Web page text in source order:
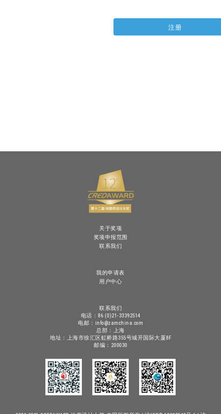
关于奖项
奖项申报范围
联系我们
我的申请表
用户中心
联系我们
电话：86 (0)21-33392514
电邮：info@zamchina.com
总部：上海
地址：上海市徐汇区虹桥路355号城开国际大厦8F
邮编：200030